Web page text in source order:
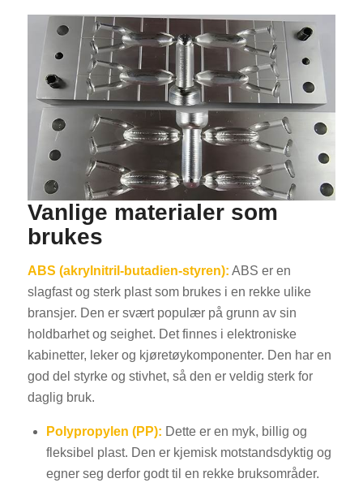
Vanlige materialer som
brukes
ABS (akrylnitril-butadien-styren): ABS er en
slagfast og sterk plast som brukes i en rekke ulike
bransjer. Den er svært populær på grunn av sin
holdbarhet og seighet. Det finnes i elektroniske
kabinetter, leker og kjøretøykomponenter. Den har en
god del styrke og stivhet, så den er veldig sterk for
daglig bruk.
Polypropylen (PP): Dette er en myk, billig og
fleksibel plast. Den er kjemisk motstandsdyktig og
egner seg derfor godt til en rekke bruksområder.